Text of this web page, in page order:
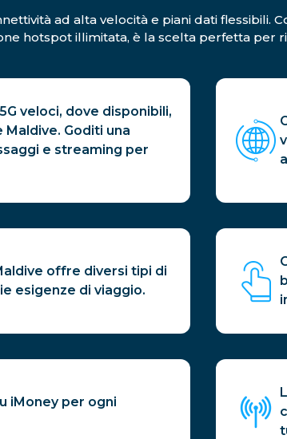
ad alta velocità e piani dati flessibili.
hotspot illimitata, è la scelta perfetta per
veloci, dove disponibili,
Goditi una
e streaming per
offre diversi tipi di
esigenze di viaggio.
iMoney per ogni